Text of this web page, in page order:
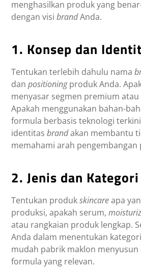
menghasilkan produk yang
dengan visibrandAnda.
1. Konsep dan
Tentukan terlebih dahulu nama
danpositioningproduk Anda.
menyasar segmen premium atau
Apakah menggunakan bahan-
formula berbasis teknologi
identitasbrandakan membantu
memahami arah pengembangan
2. Jenis dan
Tentukan produkskincareapa
produksi, apakah serum,
atau rangkaian produk lengkap.
Anda dalam menentukan
mudah pabrik maklon menyusun
formula yang relevan.